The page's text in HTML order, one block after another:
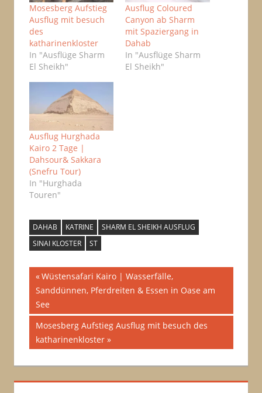
Mosesberg Aufstieg
Ausflug mit besuch
des
katharinenkloster
In "Ausflüge Sharm
El Sheikh"
Ausflug Coloured
Canyon ab Sharm
mit Spaziergang in
Dahab
In "Ausflüge Sharm
El Sheikh"
Ausflug Hurghada
Kairo 2 Tage |
Dahsour& Sakkara
(Snefru Tour)
In "Hurghada
Touren"
DAHAB KATRINE
SHARM EL SHEIKH AUSFLUG
SINAI KLOSTER
ST
Beitragsnavigation
Vorheriger
Beitrag:
Wüstensafari Kairo | Wasserfälle,
Sanddünnen, Pferdreiten & Essen in Oase am
See
Nächster
Beitrag:
Mosesberg Aufstieg Ausflug mit besuch des
katharinenkloster